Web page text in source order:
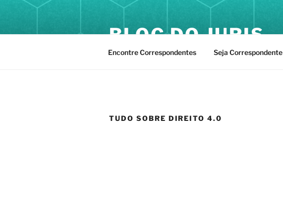
BLOG DO JURIS
Encontre Correspondentes Seja Correspondente
TUDO SOBRE DIREITO 4.0